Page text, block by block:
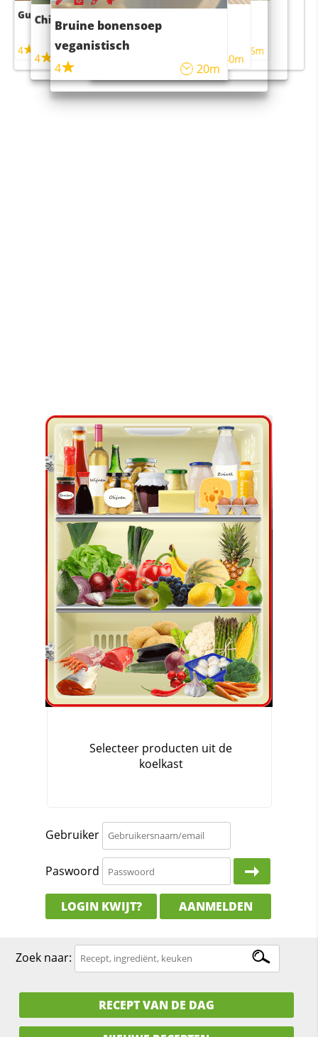
Gebruiker
Paswoord
LOGIN KWIJT? AANMELDEN
Guacamole
4
Chili con carne
4 45m
Bruine bonensoep
veganistisch
4
20m
Sushi rijstsalade
maaltijdsalade
40m
4 55m
Zoek naar:
RECEPT VAN DE DAG